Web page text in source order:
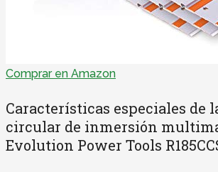
Comprar en Amazon
Características especiales de
circular de inmersión
Evolution Power Tools